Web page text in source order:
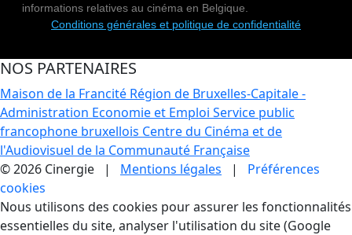
informations relatives au cinéma en Belgique.
Conditions générales et politique de confidentialité
NOS PARTENAIRES
Maison de la Francité Région de Bruxelles-Capitale -
Administration Economie et Emploi Service public
francophone bruxellois Centre du Cinéma et de
l'Audiovisuel de la Communauté Française
© 2026 Cinergie | Mentions légales | Préférences
cookies
Gestion des Cookies
Nous utilisons des cookies pour assurer les fonctionnalités
essentielles du site, analyser l'utilisation du site (Google